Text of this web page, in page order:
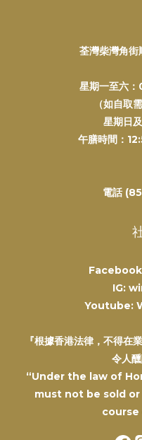
荃灣柴灣角街
星期一至六
（如自取
星期日
午膳時間：
電話
IG:
Youtube:
『根據香港法律，不得在
令人
“Under the law of
must not be sold
course